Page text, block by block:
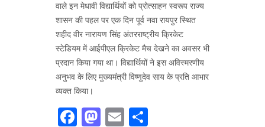
वाले इन मेधावी विद्यार्थियों को प्रोत्साहन स्वरूप राज्य
शासन की पहल पर एक दिन पूर्व नवा रायपुर स्थित
शहीद वीर नारायण सिंह अंतरराष्ट्रीय क्रिकेट
स्टेडियम में आईपीएल क्रिकेट मैच देखने का अवसर भी
प्रदान किया गया था। विद्यार्थियों ने इस अविस्मरणीय
अनुभव के लिए मुख्यमंत्री विष्णुदेव साय के प्रति आभार
व्यक्त किया।
Facebook
Mastodon
Email